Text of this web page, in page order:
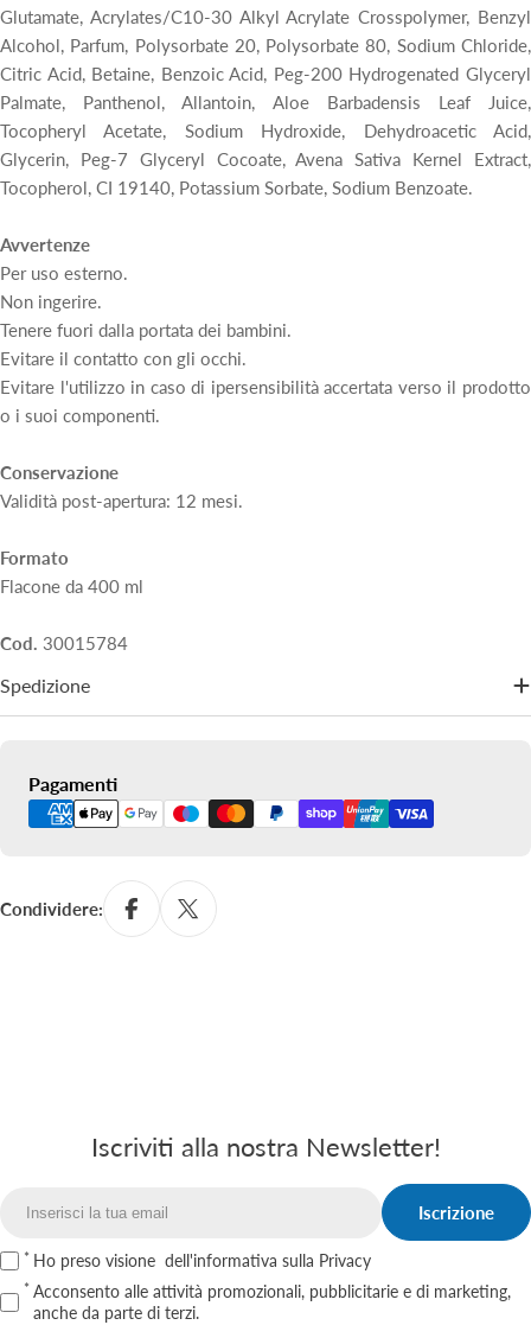
Glutamate, Acrylates/C10-30 Alkyl Acrylate Crosspolymer, Benzyl
Alcohol, Parfum, Polysorbate 20, Polysorbate 80, Sodium Chloride,
Citric Acid, Betaine, Benzoic Acid, Peg-200 Hydrogenated Glyceryl
Palmate, Panthenol, Allantoin, Aloe Barbadensis Leaf Juice,
Tocopheryl Acetate, Sodium Hydroxide, Dehydroacetic Acid,
Glycerin, Peg-7 Glyceryl Cocoate, Avena Sativa Kernel Extract,
Tocopherol, CI 19140, Potassium Sorbate, Sodium Benzoate.
Avvertenze
Per uso esterno.
Non ingerire.
Tenere fuori dalla portata dei bambini.
Evitare il contatto con gli occhi.
Evitare l'utilizzo in caso di ipersensibilità accertata verso il prodotto
o i suoi componenti.
Conservazione
Validità post-apertura: 12 mesi.
Formato
Flacone da 400 ml
Cod. 30015784
Spedizione
Pagamenti
Metodi
Condividere:
Iscriviti alla nostra Newsletter!
Iscrizione
Ho preso visione dell'informativa sulla Privacy
Acconsento alle attività promozionali, pubblicitarie e di marketing,
anche da parte di terzi.